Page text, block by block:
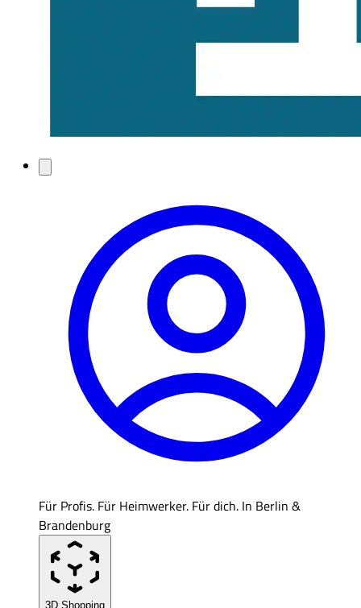
Für Profis. Für Heimwerker. Für dich. In Berlin &
Brandenburg
3D Shopping